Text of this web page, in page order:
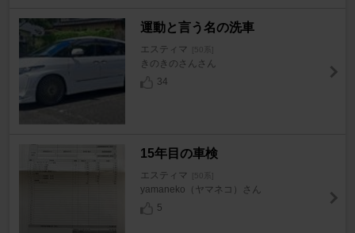
運動と言う名の洗車
エスティマ [50系]
きのきのさんさん
34
15年目の車検
エスティマ [50系]
yamaneko（ヤマネコ）さん
5